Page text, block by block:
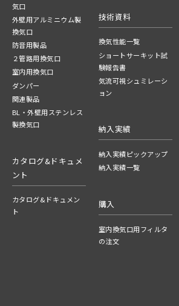
気口
外壁用アルミニウム製
換気口
防音用製品
２管路用換気口
室内用換気口
ダンパー
関連製品
BL・外壁用ステンレス
製換気口
カタログ&ドキュメ
ント
カタログ&ドキュメン
ト
技術資料
換気性能一覧
ショートサーキット試
験報告書
気流可視シュミレーシ
ョン
納入実績
納入実績ピックアップ
納入実績一覧
購入
室内換気口用フィルタ
の注文